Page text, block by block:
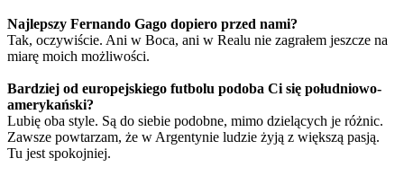
Najlepszy Fernando Gago dopiero przed nami?
Tak, oczywiście. Ani w Boca, ani w Realu nie zagrałem jeszcze na
miarę moich możliwości.
Bardziej od europejskiego futbolu podoba Ci się południowo-
amerykański?
Lubię oba style. Są do siebie podobne, mimo dzielących je różnic.
Zawsze powtarzam, że w Argentynie ludzie żyją z większą pasją.
Tu jest spokojniej.